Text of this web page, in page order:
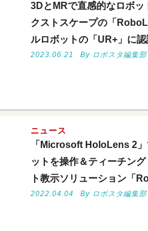
3DとMRで直感的なロボッ
クストスケープの「
ルロボットの「UR+」に認
2023.06.21 By ロボスタ編集部
ニュース
「Microsoft HoloLens 2
ットを操作＆ティーチン
ト教示ソリューション「
2022.04.04 By ロボスタ編集部